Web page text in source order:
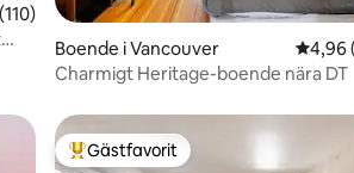
5 i genomsnittligt betyg, 110 omdömen
Boende i Vancouver 4,96
4,96
Charmigt Heritage-boende nära DT
Populär gästfavorit
Gästfavorit